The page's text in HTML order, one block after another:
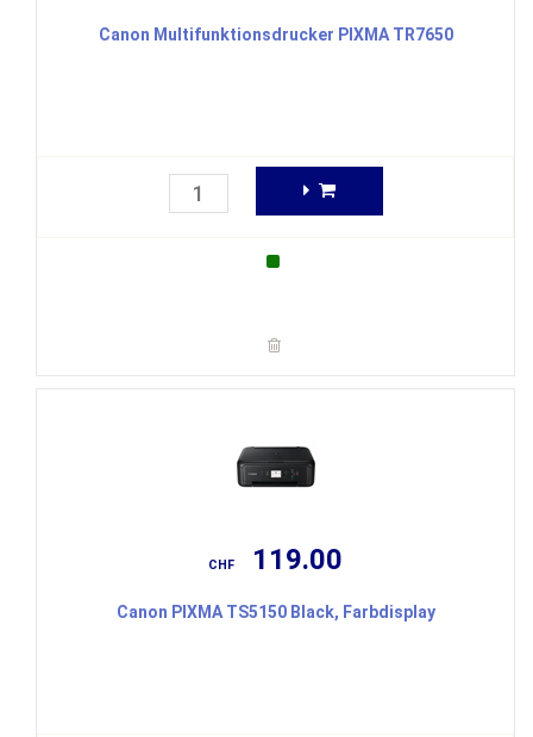
Canon Multifunktionsdrucker PIXMA TR7650
CHF 119.00
Canon PIXMA TS5150 Black, Farbdisplay